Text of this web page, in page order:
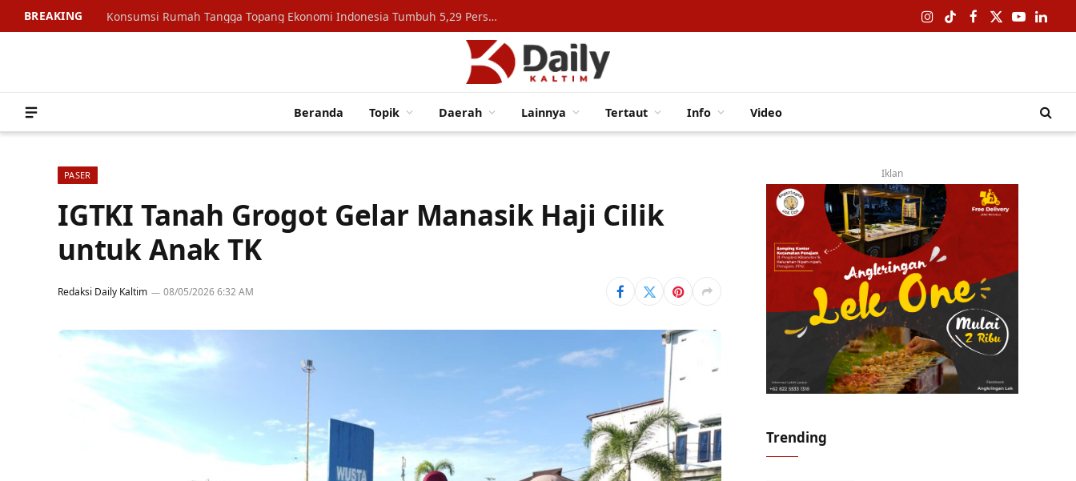
BREAKING Konsumsi Rumah Tangga Topang Ekonomi Indonesia Tumbuh 5,29 Persen Instagram
TikTokFacebook
X
YouTube
Beranda Topik Daerah Lainnya Tertaut Info Video
PASER
IGTKI Tanah Grogot Gelar Manasik Haji Cilik
untuk Anak TK
Redaksi Daily Kaltim 08/05/2026 6:32 AM
Iklan
Trending